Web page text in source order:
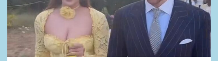
1 min read